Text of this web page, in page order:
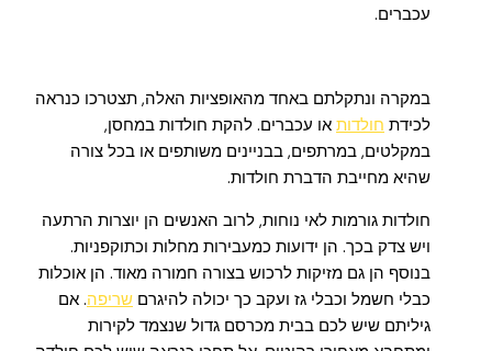
עכברים.
במקרה ונתקלתם באחד מהאופציות האלה, תצטרכו כנראה
לכידת חולדות או עכברים. להקת חולדות במחסן,
במקלטים, במרתפים, בבניינים משותפים או בכל צורה
שהיא מחייבת הדברת חולדות.
חולדות גורמות לאי נוחות, לרוב האנשים הן יוצרות הרתעה
ויש צדק בכך. הן ידועות כמעבירות מחלות וכתוקפניות.
בנוסף הן גם מזיקות לרכוש בצורה חמורה מאוד. הן אוכלות
כבלי חשמל וכבלי גז ועקב כך יכולה להיגרם שריפה. אם
גיליתם שיש לכם בבית מכרסם גדול שנצמד לקירות